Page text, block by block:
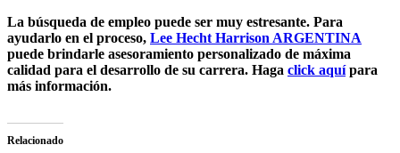
La búsqueda de empleo puede ser muy estresante. Para
ayudarlo en el proceso, Lee Hecht Harrison ARGENTINA
puede brindarle asesoramiento personalizado de máxima
calidad para el desarrollo de su carrera. Haga click aquípara
más información.
Relacionado